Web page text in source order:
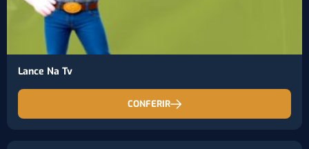
Lance Na Tv
CONFERIR